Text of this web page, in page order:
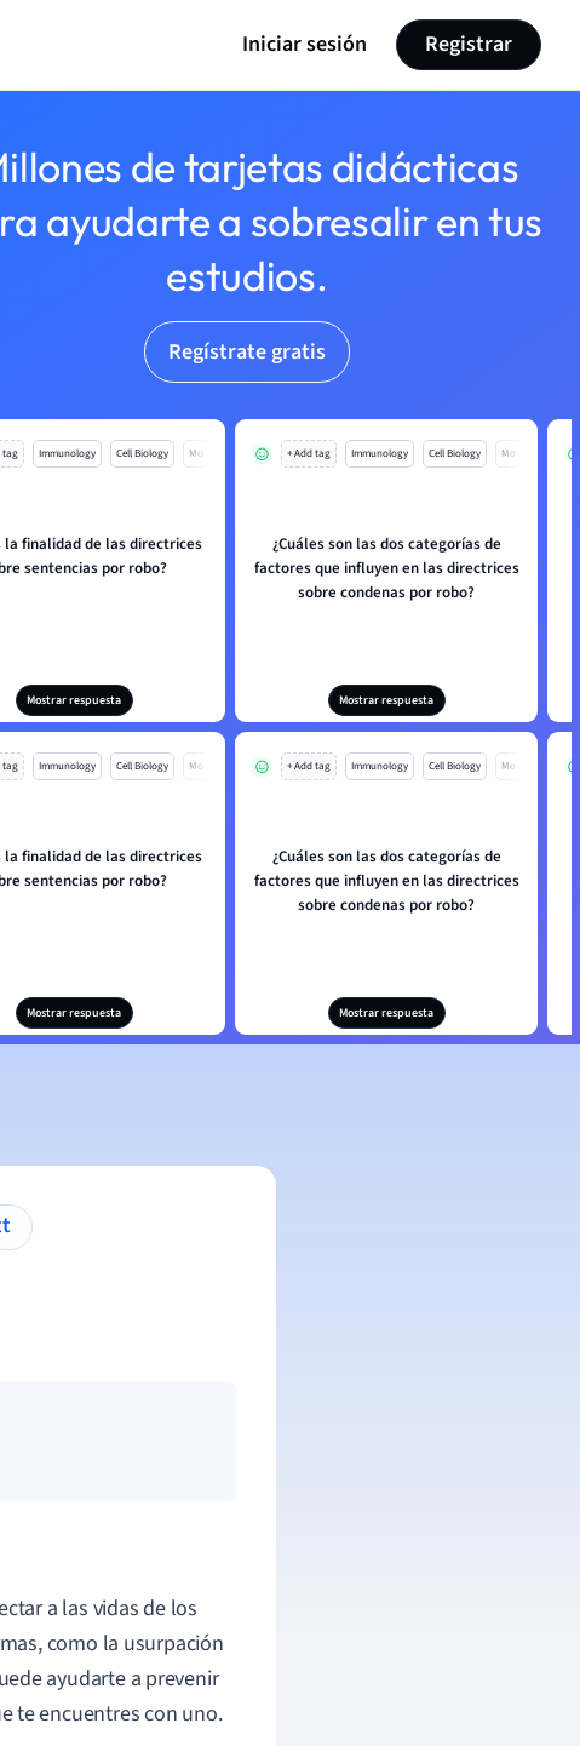
Iniciar sesión Registrar
de tarjetas didácticas
ayudarte a sobresalir en tus
estudios.
Regístrate gratis
tag Immunology Cell Biology Mo
la finalidad de las directrices
sentencias por robo?
Mostrar respuesta
+ Add tag Immunology Cell Biology Mo
¿Cuáles son las dos categorías de
factores que influyen en las directrices
sobre condenas por robo?
Mostrar respuesta
tag Immunology Cell Biology Mo
la finalidad de las directrices
sentencias por robo?
Mostrar respuesta
+ Add tag Immunology Cell Biology Mo
¿Cuáles son las dos categorías de
factores que influyen en las directrices
sobre condenas por robo?
Mostrar respuesta
a las vidas de los
como la usurpación
ayudarte a prevenir
te encuentres con uno.